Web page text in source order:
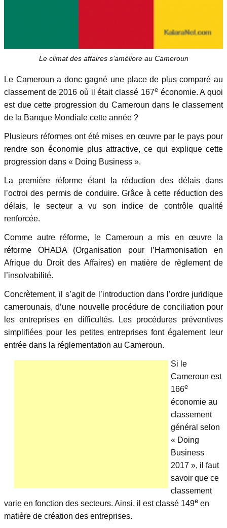
Le climat des affaires s’améliore au Cameroun
Le Cameroun a donc gagné une place de plus comparé au
classement de 2016 où il était classé 167eéconomie. A quoi
est due cette progression du Cameroun dans le classement
de la Banque Mondiale cette année ?
Plusieurs réformes ont été mises en œuvre par le pays pour
rendre son économie plus attractive, ce qui explique cette
progression dans « Doing Business ».
La première réforme étant la réduction des délais dans
l’octroi des permis de conduire. Grâce à cette réduction des
délais, le secteur a vu son indice de contrôle qualité
renforcée.
Comme autre réforme, le Cameroun a mis en œuvre la
réforme OHADA (Organisation pour l’Harmonisation en
Afrique du Droit des Affaires) en matière de règlement de
l’insolvabilité.
Concrètement, il s’agit de l’introduction dans l’ordre juridique
camerounais, d’une nouvelle procédure de conciliation pour
les entreprises en difficultés. Les procédures préventives
simplifiées pour les petites entreprises font également leur
entrée dans la réglementation au Cameroun.
Si le
Cameroun est
166e
économie au
classement
général selon
« Doing
Business
2017 », il faut
savoir que ce
classement
varie en fonction des secteurs. Ainsi, il est classé 149e en
matière de création des entreprises.